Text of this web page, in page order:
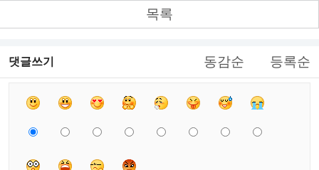
목록
댓글쓰기 동감순 등록순